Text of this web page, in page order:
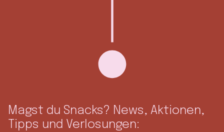
Magst du Snacks? News, Aktionen,
Tipps und Verlosungen: